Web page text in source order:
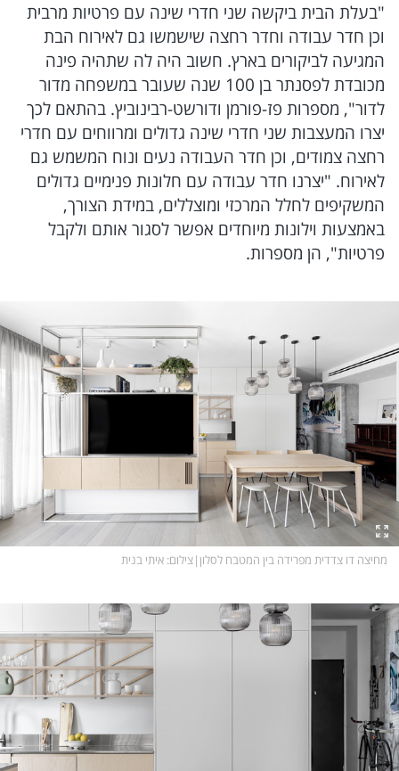
"בעלת הבית ביקשה שני חדרי שינה עם פרטיות מרבית
וכן חדר עבודה וחדר רחצה שישמשו גם לאירוח הבת
המגיעה לביקורים בארץ. חשוב היה לה שתהיה פינה
מכובדת לפסנתר בן 100 שנה שעובר במשפחה מדור
לדור", מספרות פז-פורמן ודורשט-רבינוביץ. בהתאם לכך
יצרו המעצבות שני חדרי שינה גדולים ומרווחים עם חדרי
רחצה צמודים, וכן חדר העבודה נעים ונוח המשמש גם
לאירוח. "יצרנו חדר עבודה עם חלונות פנימיים גדולים
המשקיפים לחלל המרכזי ומוצללים, במידת הצורך,
באמצעות וילונות מיוחדים אפשר לסגור אותם ולקבל
פרטיות", הן מספרות.
מחיצה דו צדדית מפרידה בין המטבח לסלון|צילום: איתי בנית